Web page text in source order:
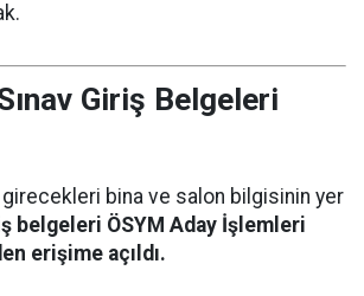
Giriş Belgeleri
girecekleri bina ve salon bilgisinin yer
belgeleri ÖSYM Aday İşlemleri
erişime açıldı.